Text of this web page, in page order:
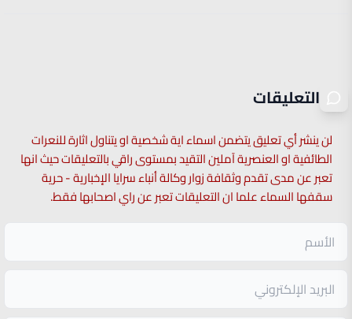
التعليقات
لن ينشر أي تعليق يتضمن اسماء اية شخصية او يتناول اثارة للنعرات
الطائفية او العنصرية آملين التقيد بمستوى راقي بالتعليقات حيث انها
تعبر عن مدى تقدم وثقافة زوار وكالة أنباء سرايا الإخبارية - حرية
سقفها السماء علما ان التعليقات تعبر عن راي اصحابها فقط.